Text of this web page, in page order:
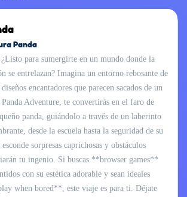
Panda
para sumergirte en un mundo donde la
se entrelazan? Imagina un entorno rebosante de
encantadores que parecen sacados de un
Adventure, te convertirás en el faro de
panda, guiándolo a través de un laberinto
desde la escuela hasta la seguridad de su
sorpresas caprichosas y obstáculos
tu ingenio. Si buscas **browser games**
con su estética adorable y sean ideales
when bored**, este viaje es para ti. Déjate